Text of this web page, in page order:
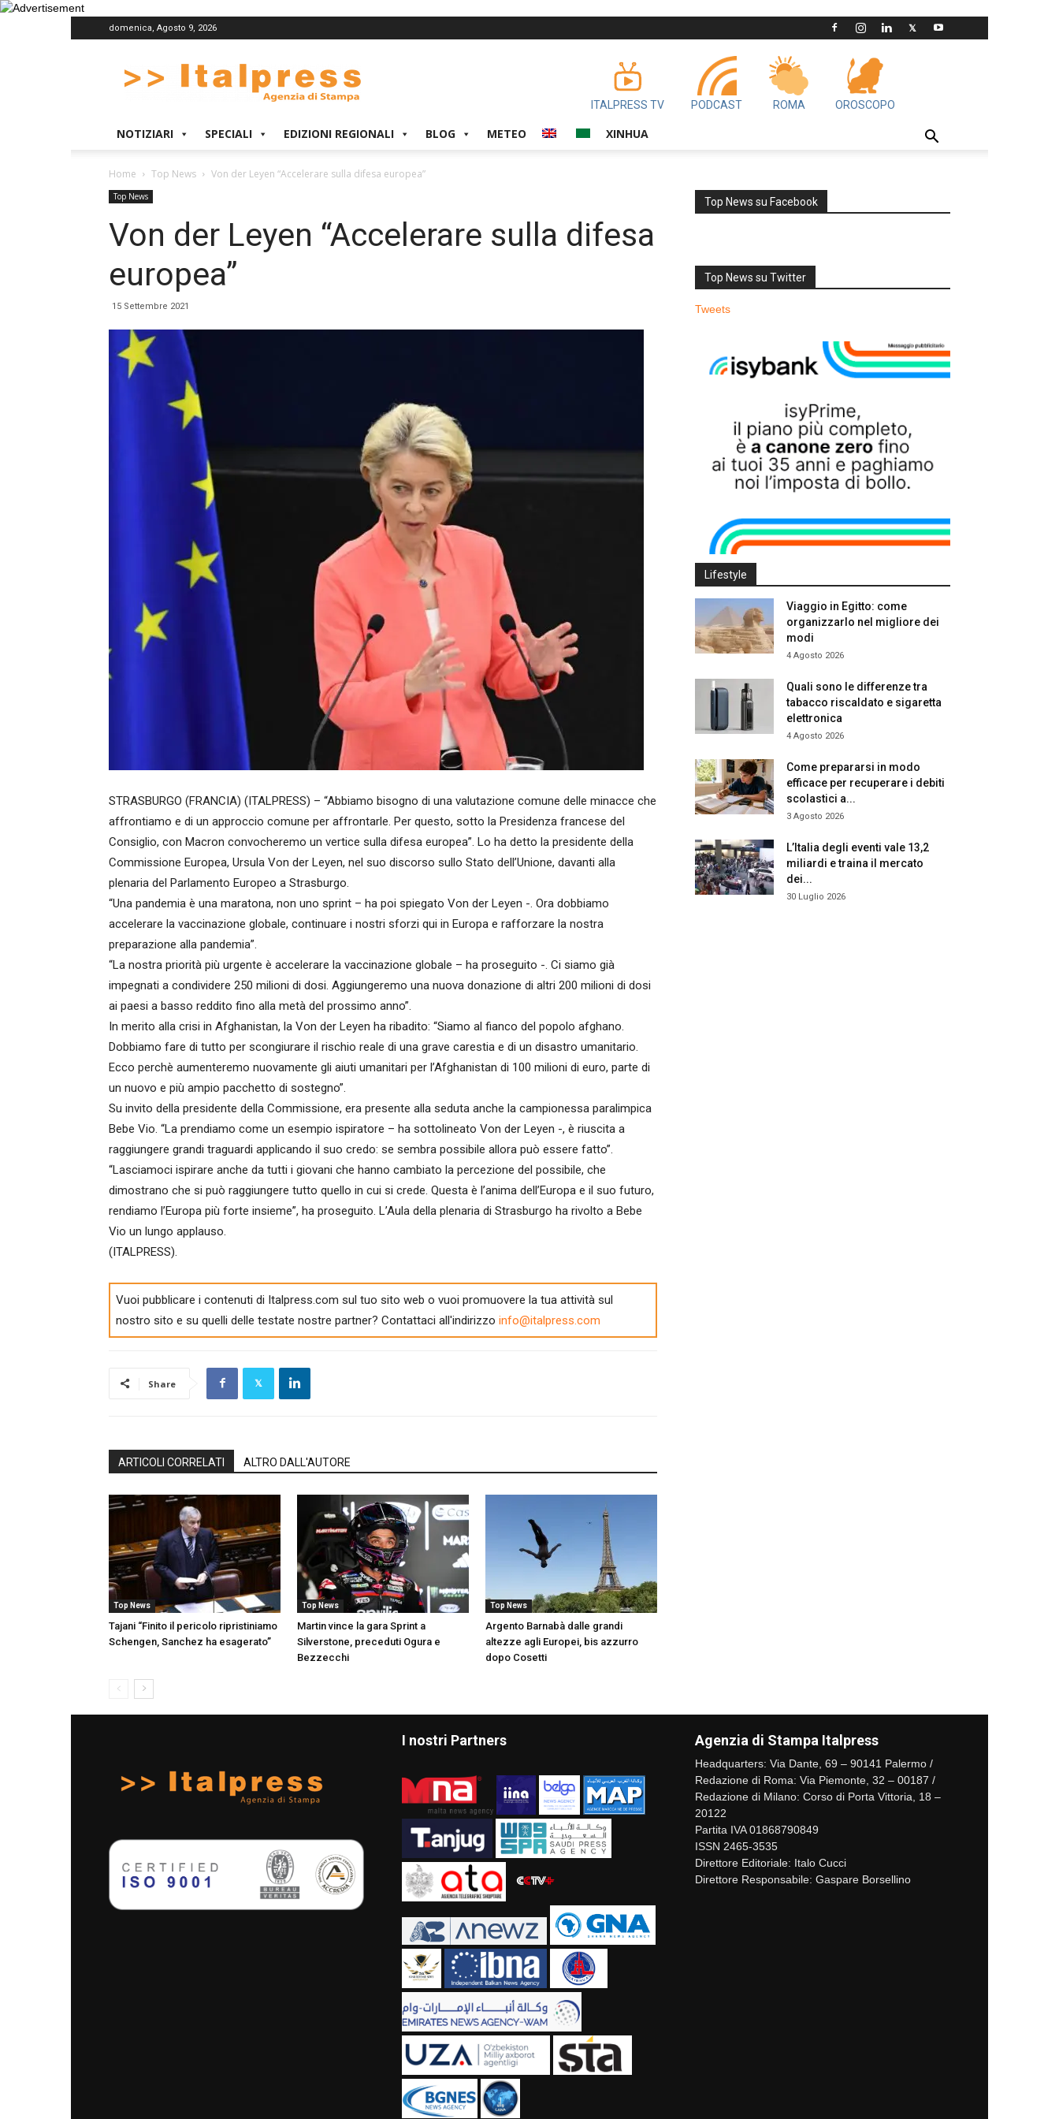
domenica, Agosto 9, 2026
ITALPRESS TV PODCAST ROMA OROSCOPO
NOTIZIARI SPECIALI EDIZIONI REGIONALI BLOG METEO XINHUA
Home Top News Von der Leyen “Accelerare sulla difesa europea”
Top News
Von der Leyen “Accelerare sulla difesa
europea”
15 Settembre 2021
STRASBURGO (FRANCIA) (ITALPRESS) – “Abbiamo bisogno di una valutazione comune delle minacce che
affrontiamo e di un approccio comune per affrontarle. Per questo, sotto la Presidenza francese del
Consiglio, con Macron convocheremo un vertice sulla difesa europea”. Lo ha detto la presidente della
Commissione Europea, Ursula Von der Leyen, nel suo discorso sullo Stato dell’Unione, davanti alla
plenaria del Parlamento Europeo a Strasburgo.
“Una pandemia è una maratona, non uno sprint – ha poi spiegato Von der Leyen -. Ora dobbiamo
accelerare la vaccinazione globale, continuare i nostri sforzi qui in Europa e rafforzare la nostra
preparazione alla pandemia”.
“La nostra priorità più urgente è accelerare la vaccinazione globale – ha proseguito -. Ci siamo già
impegnati a condividere 250 milioni di dosi. Aggiungeremo una nuova donazione di altri 200 milioni di dosi
ai paesi a basso reddito fino alla metà del prossimo anno”.
In merito alla crisi in Afghanistan, la Von der Leyen ha ribadito: “Siamo al fianco del popolo afghano.
Dobbiamo fare di tutto per scongiurare il rischio reale di una grave carestia e di un disastro umanitario.
Ecco perchè aumenteremo nuovamente gli aiuti umanitari per l’Afghanistan di 100 milioni di euro, parte di
un nuovo e più ampio pacchetto di sostegno”.
Su invito della presidente della Commissione, era presente alla seduta anche la campionessa paralimpica
Bebe Vio. “La prendiamo come un esempio ispiratore – ha sottolineato Von der Leyen -, è riuscita a
raggiungere grandi traguardi applicando il suo credo: se sembra possibile allora può essere fatto”.
“Lasciamoci ispirare anche da tutti i giovani che hanno cambiato la percezione del possibile, che
dimostrano che si può raggiungere tutto quello in cui si crede. Questa è l’anima dell’Europa e il suo futuro,
rendiamo l’Europa più forte insieme”, ha proseguito. L’Aula della plenaria di Strasburgo ha rivolto a Bebe
Vio un lungo applauso.
(ITALPRESS).
Vuoi pubblicare i contenuti di Italpress.com sul tuo sito web o vuoi promuovere la tua attività sul
nostro sito e su quelli delle testate nostre partner? Contattaci all'indirizzo info@italpress.com
Share
ARTICOLI CORRELATI ALTRO DALL'AUTORE
Top News
Tajani “Finito il pericolo ripristiniamo
Schengen, Sanchez ha esagerato”
Top News
Martin vince la gara Sprint a
Silverstone, preceduti Ogura e
Bezzecchi
Top News
Argento Barnabà dalle grandi
altezze agli Europei, bis azzurro
dopo Cosetti
Top News su Facebook
Top News su Twitter
Tweets
Lifestyle
Viaggio in Egitto: come
organizzarlo nel migliore dei
modi
4 Agosto 2026
Quali sono le differenze tra
tabacco riscaldato e sigaretta
elettronica
4 Agosto 2026
Come prepararsi in modo
efficace per recuperare i debiti
scolastici a...
3 Agosto 2026
L’Italia degli eventi vale 13,2
miliardi e traina il mercato
dei...
30 Luglio 2026
I nostri Partners Agenzia di Stampa Italpress
Headquarters: Via Dante, 69 – 90141 Palermo /
Redazione di Roma: Via Piemonte, 32 – 00187 /
Redazione di Milano: Corso di Porta Vittoria, 18 –
20122
Partita IVA 01868790849
ISSN 2465-3535
Direttore Editoriale: Italo Cucci
Direttore Responsabile: Gaspare Borsellino